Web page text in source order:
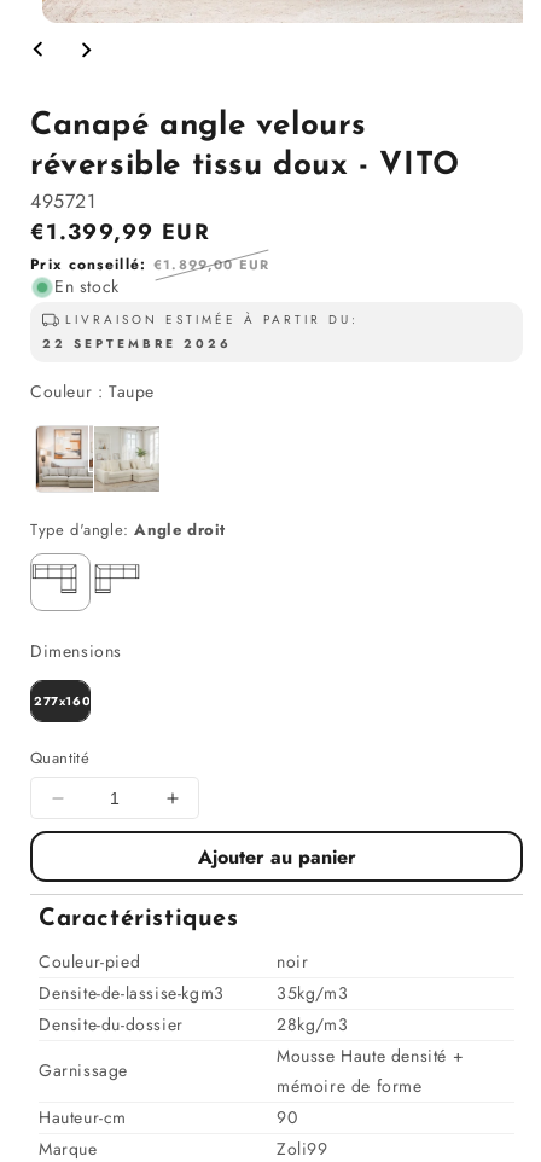
le
la
modale
Canapé angle velours
réversible tissu doux - VITO
495721
Prix
en
solde
€1.399,99 EUR
Prix
régulier
Prix conseillé: €1.899,00 EUR
En stock
LIVRAISON ESTIMÉE À PARTIR DU:
22 SEPTEMBRE 2026
Couleur : TaupeCouleur
Droite - Gauche
Type d'angle:Angle droit
Angle droitAngle gauche
Dimensions
277x160CM
Quantité
Diminuer
la
pour
Canapé
velours
réversible
doux
-
Augmenter
la
quantité
pour
Canapé
angle
réversible
tissu
doux
Ajouter au panier
Caractéristiques
Couleur-pied
noir
Densite-de-lassise-kgm3
35kg/m3
Densite-du-dossier
28kg/m3
Garnissage
Mousse Haute densité +
mémoire de forme
Hauteur-cm
90
Marque
Zoli99